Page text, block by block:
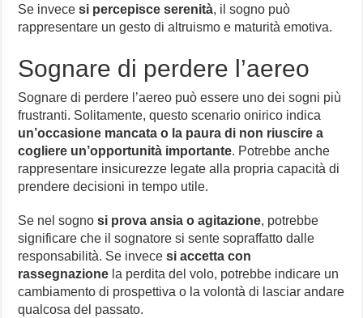
Se invecesi percepisce serenità, il sogno può
rappresentare un gesto di altruismo e maturità emotiva.
Sognare di perdere l’aereo
Sognare di perdere l’aereo può essere uno dei sogni più
frustranti. Solitamente, questo scenario onirico indica
un’occasione mancata o la paura di non riuscire a
cogliere un’opportunità importante. Potrebbe anche
rappresentare insicurezze legate alla propria capacità di
prendere decisioni in tempo utile.
Se nel sognosi prova ansia o agitazione, potrebbe
significare che il sognatore si sente sopraffatto dalle
responsabilità. Se invecesi accetta con
rassegnazione la perdita del volo, potrebbe indicare un
cambiamento di prospettiva o la volontà di lasciar andare
qualcosa del passato.